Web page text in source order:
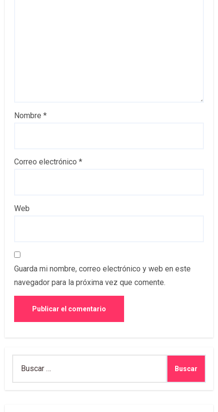
Nombre *
Correo electrónico *
Web
Guarda mi nombre, correo electrónico y web en este
navegador para la próxima vez que comente.